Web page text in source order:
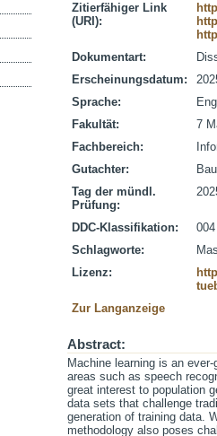
Zitierfähiger Link
(URI):
Dokumentart:
Erscheinungsdatum:
Sprache:
Fakultät:
7
Fachbereich:
Gutachter:
Tag der mündl.
Prüfung:
DDC-Klassifikation:
Schlagworte:
Lizenz:
Zur Langanzeige
Abstract:
Machine learning is an
areas such as speech
great interest to population
data sets that challenge
generation of training data.
methodology also poses